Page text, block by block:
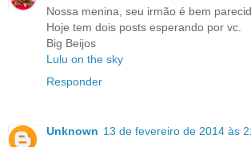
Nossa menina, seu irmão é bem
Hoje tem dois posts esperando por vc.
Big Beijos
Lulu on the sky
Responder
Unknown 13 de fevereiro de 2014 às